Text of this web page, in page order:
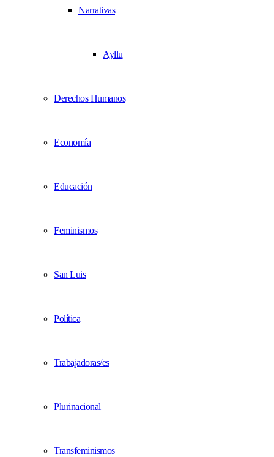
Narrativas
Ayllu
Derechos Humanos
Economía
Educación
Feminismos
San Luis
Política
Trabajadoras/es
Plurinacional
Transfeminismos